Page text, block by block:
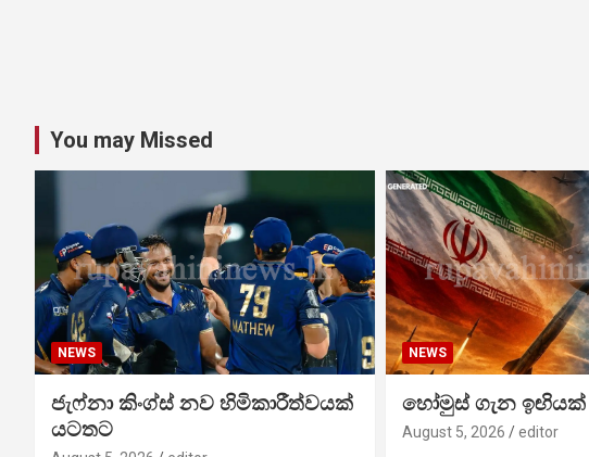
You may Missed
NEWS
ජැෆ්නා කිංග්ස් නව හිමිකාරීත්වයක්
යටතට
NEWS
හෝමුස් ගැන ඉඟියක්
August 5, 2026 editor